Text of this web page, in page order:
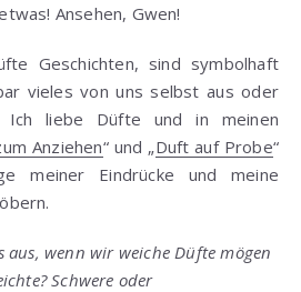
Ansehen, Gwen!
Geschichten, sind symbolhaft
vieles von uns selbst aus oder
Ich liebe Düfte und in meinen
Anziehen“ und „Duft auf Probe“
meiner Eindrücke und meine
aus, wenn wir weiche Düfte mögen
Schwere oder